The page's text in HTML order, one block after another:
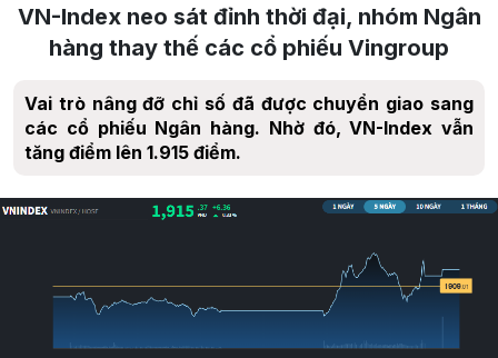
VN-Index neo sát đỉnh thời đại, nhóm Ngân
hàng thay thế các cổ phiếu Vingroup
Vai trò nâng đỡ chỉ số đã được chuyển giao sang
các cổ phiếu Ngân hàng. Nhờ đó, VN-Index vẫn
tăng điểm lên 1.915 điểm.